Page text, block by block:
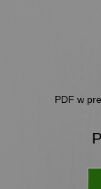
PDF w